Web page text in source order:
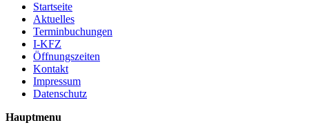
Startseite
Aktuelles
Terminbuchungen
I-KFZ
Öffnungszeiten
Kontakt
Impressum
Datenschutz
Hauptmenu